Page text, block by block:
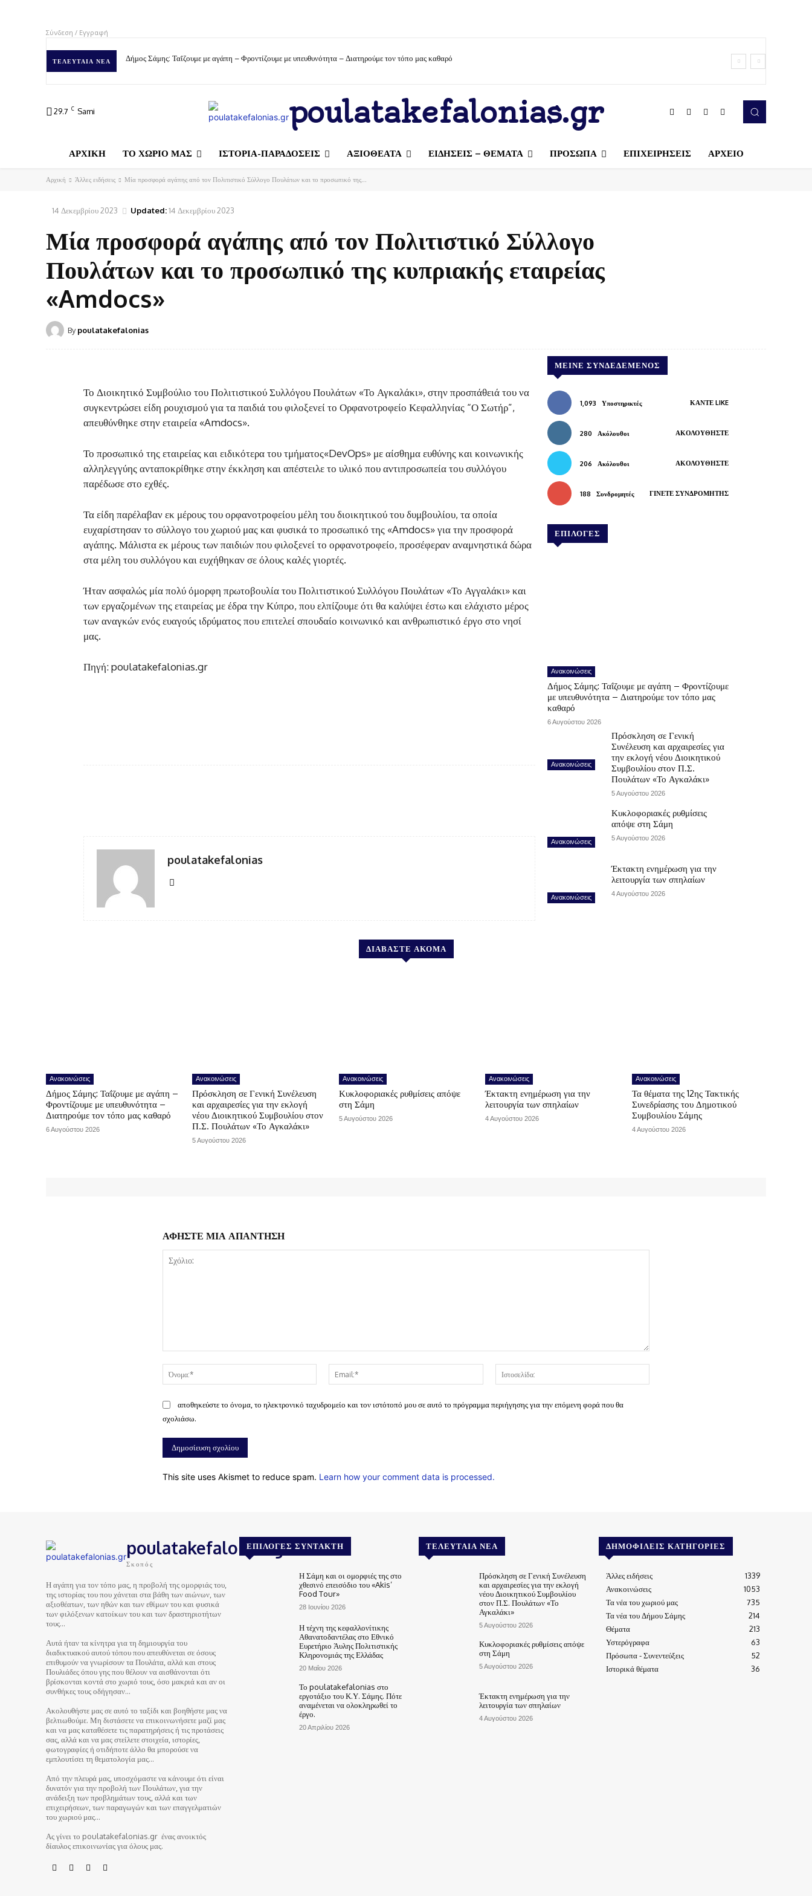
Σύνδεση / Εγγραφή
ΤΕΛΕΥΤΑΊΑ ΝΈΑ Δήμος Σάμης: Ταΐζουμε με αγάπη – Φροντίζουμε με υπευθυνότητα – Διατηρούμε τον τόπο μας καθαρό
29.7 C Sami poulatakefalonias.gr
ΑΡΧΙΚΗ ΤΟ ΧΩΡΙΟ ΜΑΣ ΙΣΤΟΡΙΑ-ΠΑΡΑΔΟΣΕΙΣ ΑΞΙΟΘΕΑΤΑ ΕΙΔΗΣΕΙΣ – ΘΕΜΑΤΑ ΠΡΟΣΩΠΑ ΕΠΙΧΕΙΡΗΣΕΙΣ ΑΡΧΕΙΟ
Αρχική Άλλες ειδήσεις Μία προσφορά αγάπης από τον Πολιτιστικό Σύλλογο Πουλάτων και το προσωπικό της...
14 Δεκεμβρίου 2023 Updated:14 Δεκεμβρίου 2023
Μία προσφορά αγάπης από τον Πολιτιστικό Σύλλογο
Πουλάτων και το προσωπικό της κυπριακής εταιρείας
«Amdocs»
By poulatakefalonias
Το Διοικητικό Συμβούλιο του Πολιτιστικού Συλλόγου Πουλάτων «Το Αγκαλάκι», στην προσπάθειά του να
συγκεντρώσει είδη ρουχισμού για τα παιδιά του φιλοξενεί το Ορφανοτροφείο Κεφαλληνίας “Ο Σωτήρ”,
απευθύνθηκε στην εταιρεία «Amdocs».
Το προσωπικό της εταιρείας και ειδικότερα του τμήματος«DevOps» με αίσθημα ευθύνης και κοινωνικής
αλληλεγγύης ανταποκρίθηκε στην έκκληση και απέστειλε το υλικό που αντιπροσωπεία του συλλόγου
παρέδωσε στο εχθές.
Τα είδη παρέλαβαν εκ μέρους του ορφανοτροφείου μέλη του διοικητικού του δυμβουλίου, τα οποία
ευχαρίστησαν το σύλλογο του χωριού μας και φυσικά το προσωπικό της «Amdocs» για την προσφορά
αγάπης. Μάλιστα εκ μέρους των παιδιών που φιλοξενεί το ορφανοτροφείο, προσέφεραν αναμνηστικά δώρα
στα μέλη του συλλόγου και ευχήθηκαν σε όλους καλές γιορτές.
Ήταν ασφαλώς μία πολύ όμορφη πρωτοβουλία του Πολιτιστικού Συλλόγου Πουλάτων «Το Αγγαλάκι» και
των εργαζομένων της εταιρείας με έδρα την Κύπρο, που ελπίζουμε ότι θα καλύψει έστω και ελάχιστο μέρος
των αναγκών ενός ευαγούς ιδρύματος που επιτελεί σπουδαίο κοινωνικό και ανθρωπιστικό έργο στο νησί
μας.
Πηγή: poulatakefalonias.gr
poulatakefalonias
ΜΕΊΝΕ ΣΥΝΔΕΔΕΜΈΝΟΣ
1,093 Υποστηρικτές ΚΆΝΤΕ LIKE
280 Ακόλουθοι ΑΚΟΛΟΥΘΉΣΤΕ
206 Ακόλουθοι ΑΚΟΛΟΥΘΉΣΤΕ
188 Συνδρομητές ΓΊΝΕΤΕ ΣΥΝΔΡΟΜΗΤΉΣ
ΕΠΙΛΟΓΕΣ
Ανακοινώσεις
Δήμος Σάμης: Ταΐζουμε με αγάπη – Φροντίζουμε
με υπευθυνότητα – Διατηρούμε τον τόπο μας
καθαρό
6 Αυγούστου 2026
Ανακοινώσεις
Πρόσκληση σε Γενική
Συνέλευση και αρχαιρεσίες για
την εκλογή νέου Διοικητικού
Συμβουλίου στον Π.Σ.
Πουλάτων «Το Αγκαλάκι»
5 Αυγούστου 2026
Ανακοινώσεις
Κυκλοφοριακές ρυθμίσεις
απόψε στη Σάμη
5 Αυγούστου 2026
Ανακοινώσεις
Έκτακτη ενημέρωση για την
λειτουργία των σπηλαίων
4 Αυγούστου 2026
ΔΙΑΒΑΣΤΕ ΑΚΟΜΑ
Ανακοινώσεις
Δήμος Σάμης: Ταΐζουμε με αγάπη –
Φροντίζουμε με υπευθυνότητα –
Διατηρούμε τον τόπο μας καθαρό
6 Αυγούστου 2026
Ανακοινώσεις
Πρόσκληση σε Γενική Συνέλευση
και αρχαιρεσίες για την εκλογή
νέου Διοικητικού Συμβουλίου στον
Π.Σ. Πουλάτων «Το Αγκαλάκι»
5 Αυγούστου 2026
Ανακοινώσεις
Κυκλοφοριακές ρυθμίσεις απόψε
στη Σάμη
5 Αυγούστου 2026
Ανακοινώσεις
Έκτακτη ενημέρωση για την
λειτουργία των σπηλαίων
4 Αυγούστου 2026
Ανακοινώσεις
Τα θέματα της 12ης Τακτικής
Συνεδρίασης του Δημοτικού
Συμβουλίου Σάμης
4 Αυγούστου 2026
ΑΦΗΣΤΕ ΜΙΑ ΑΠΑΝΤΗΣΗ
Όνομα:*
Email:*
αποθηκεύστε το όνομα, το ηλεκτρονικό ταχυδρομείο και τον ιστότοπό μου σε αυτό το πρόγραμμα περιήγησης για την επόμενη φορά που θα
σχολιάσω.
This site uses Akismet to reduce spam. Learn how your comment data is processed.
poulatakefalonias.gr
Σκοπός
Η αγάπη για τον τόπο μας, η προβολή της ομορφιάς του,
της ιστορίας του που χάνεται στα βάθη των αιώνων, των
αξιοθέατων, των ηθών και των εθίμων του και φυσικά
των φιλόξενων κατοίκων του και των δραστηριοτήτων
τους…
Αυτά ήταν τα κίνητρα για τη δημιουργία του
διαδικτυακού αυτού τόπου που απευθύνεται σε όσους
επιθυμούν να γνωρίσουν τα Πουλάτα, αλλά και στους
Πουλιάδες όπου γης που θέλουν να αισθάνονται ότι
βρίσκονται κοντά στο χωριό τους, όσο μακριά και αν οι
συνθήκες τους οδήγησαν…
Ακολουθήστε μας σε αυτό το ταξίδι και βοηθήστε μας να
βελτιωθούμε. Μη διστάσετε να επικοινωνήσετε μαζί μας
και να μας καταθέσετε τις παρατηρήσεις ή τις προτάσεις
σας, αλλά και να μας στείλετε στοιχεία, ιστορίες,
φωτογραφίες ή οτιδήποτε άλλο θα μπορούσε να
εμπλουτίσει τη θεματολογία μας…
Από την πλευρά μας, υποσχόμαστε να κάνουμε ότι είναι
δυνατόν για την προβολή των Πουλάτων, για την
ανάδειξη των προβλημάτων τους, αλλά και των
επιχειρήσεων, των παραγωγών και των επαγγελματιών
του χωριού μας…
Ας γίνει το poulatakefalonias.gr ένας ανοικτός
δίαυλος επικοινωνίας για όλους μας.
ΕΠΙΛΟΓΈΣ ΣΥΝΤΆΚΤΗ
Η Σάμη και οι ομορφιές της στο
χθεσινό επεισόδιο του «Akis’
Food Tour»
28 Ιουνίου 2026
Η τέχνη της κεφαλλονίτικης
Αθανατοδαντέλας στο Εθνικό
Ευρετήριο Άυλης Πολιτιστικής
Κληρονομιάς της Ελλάδας
20 Μαΐου 2026
Το poulatakefalonias στο
εργοτάξιο του Κ.Υ. Σάμης. Πότε
αναμένεται να ολοκληρωθεί το
έργο.
20 Απριλίου 2026
ΤΕΛΕΥΤΑΊΑ ΝΈΑ
Πρόσκληση σε Γενική Συνέλευση
και αρχαιρεσίες για την εκλογή
νέου Διοικητικού Συμβουλίου
στον Π.Σ. Πουλάτων «Το
Αγκαλάκι»
5 Αυγούστου 2026
Κυκλοφοριακές ρυθμίσεις απόψε
στη Σάμη
5 Αυγούστου 2026
Έκτακτη ενημέρωση για την
λειτουργία των σπηλαίων
4 Αυγούστου 2026
ΔΗΜΟΦΙΛΕΊΣ ΚΑΤΗΓΟΡΊΕΣ
Άλλες ειδήσεις
1339
Ανακοινώσεις
1053
Τα νέα του χωριού μας
735
Τα νέα του Δήμου Σάμης
214
Θέματα
213
Υστερόγραφα
63
Πρόσωπα - Συνεντεύξεις
52
Ιστορικά θέματα
36